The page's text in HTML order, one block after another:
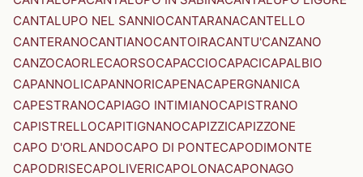
CANTALUPO NEL SANNIOCANTARANACANTELLO
CANTERANOCANTIANOCANTOIRACANTU'CANZANO
CANZOCAORLECAORSOCAPACCIOCAPACICAPALBIO
CAPANNOLICAPANNORICAPENACAPERGNANICA
CAPESTRANOCAPIAGO INTIMIANOCAPISTRANO
CAPISTRELLOCAPITIGNANOCAPIZZICAPIZZONE
CAPO D'ORLANDOCAPO DI PONTECAPODIMONTE
CAPODRISECAPOLIVERICAPOLONACAPONAGO